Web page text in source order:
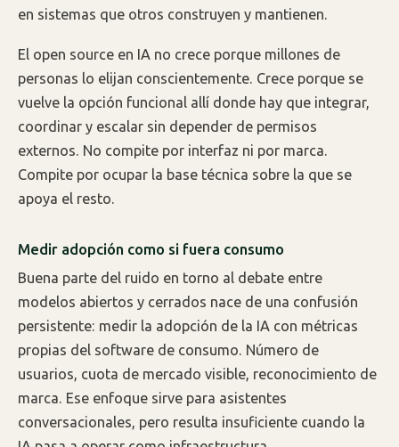
en sistemas que otros construyen y mantienen.
El open source en IA no crece porque millones de
personas lo elijan conscientemente. Crece porque se
vuelve la opción funcional allí donde hay que integrar,
coordinar y escalar sin depender de permisos
externos. No compite por interfaz ni por marca.
Compite por ocupar la base técnica sobre la que se
apoya el resto.
Medir adopción como si fuera consumo
Buena parte del ruido en torno al debate entre
modelos abiertos y cerrados nace de una confusión
persistente: medir la adopción de la IA con métricas
propias del software de consumo. Número de
usuarios, cuota de mercado visible, reconocimiento de
marca. Ese enfoque sirve para asistentes
conversacionales, pero resulta insuficiente cuando la